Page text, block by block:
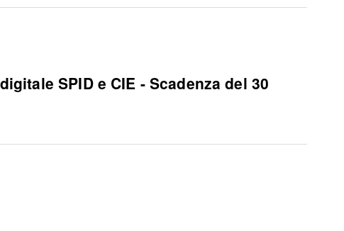
SPID e CIE - Scadenza del 30